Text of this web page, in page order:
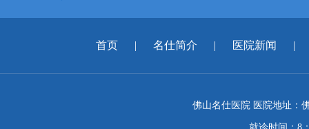
首页 | 名仕简介 | 医院新闻 |
佛山名仕医院 医院地址：